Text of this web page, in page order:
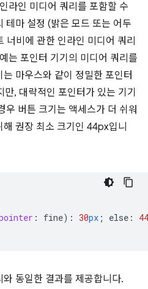
라인 미디어 쿼리를 포함할 수
테마 설정 (밝은 모드 또는 어두
너비에 관한 인라인 미디어 쿼리
는 포인터 기기의 미디어 쿼리를
마우스와 같이 정밀한 포인터
, 대략적인 포인터가 있는 기기
우 버튼 크기는 액세스가 더 쉬워
권장 최소 크기인 44px입니
: fine) : 30px ; else :
44
동일한 결과를 제공합니다.